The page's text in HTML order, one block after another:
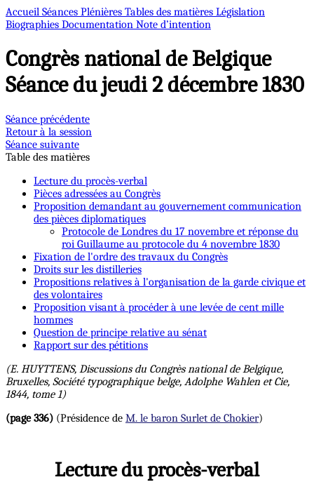
Accueil Séances Plénières Tables des matières Législation
Biographies Documentation Note d’intention
Congrès national de Belgique
Séance du jeudi 2 décembre 1830
Séance précédente
Retour à la session
Séance suivante
Table des matières
Lecture du procès-verbal
Pièces adressées au Congrès
Proposition demandant au gouvernement communication
des pièces diplomatiques
Protocole de Londres du 17 novembre et réponse du
roi Guillaume au protocole du 4 novembre 1830
Fixation de l'ordre des travaux du Congrès
Droits sur les distilleries
Propositions relatives à l'organisation de la garde civique et
des volontaires
Proposition visant à procéder à une levée de cent mille
hommes
Question de principe relative au sénat
Rapport sur des pétitions
(E. HUYTTENS, Discussions du Congrès national de Belgique,
Bruxelles, Société typographique belge, Adolphe Wahlen et Cie,
1844, tome 1)
(page 336) (Présidence de M. le baron Surlet de Chokier)
Lecture du procès-verbal